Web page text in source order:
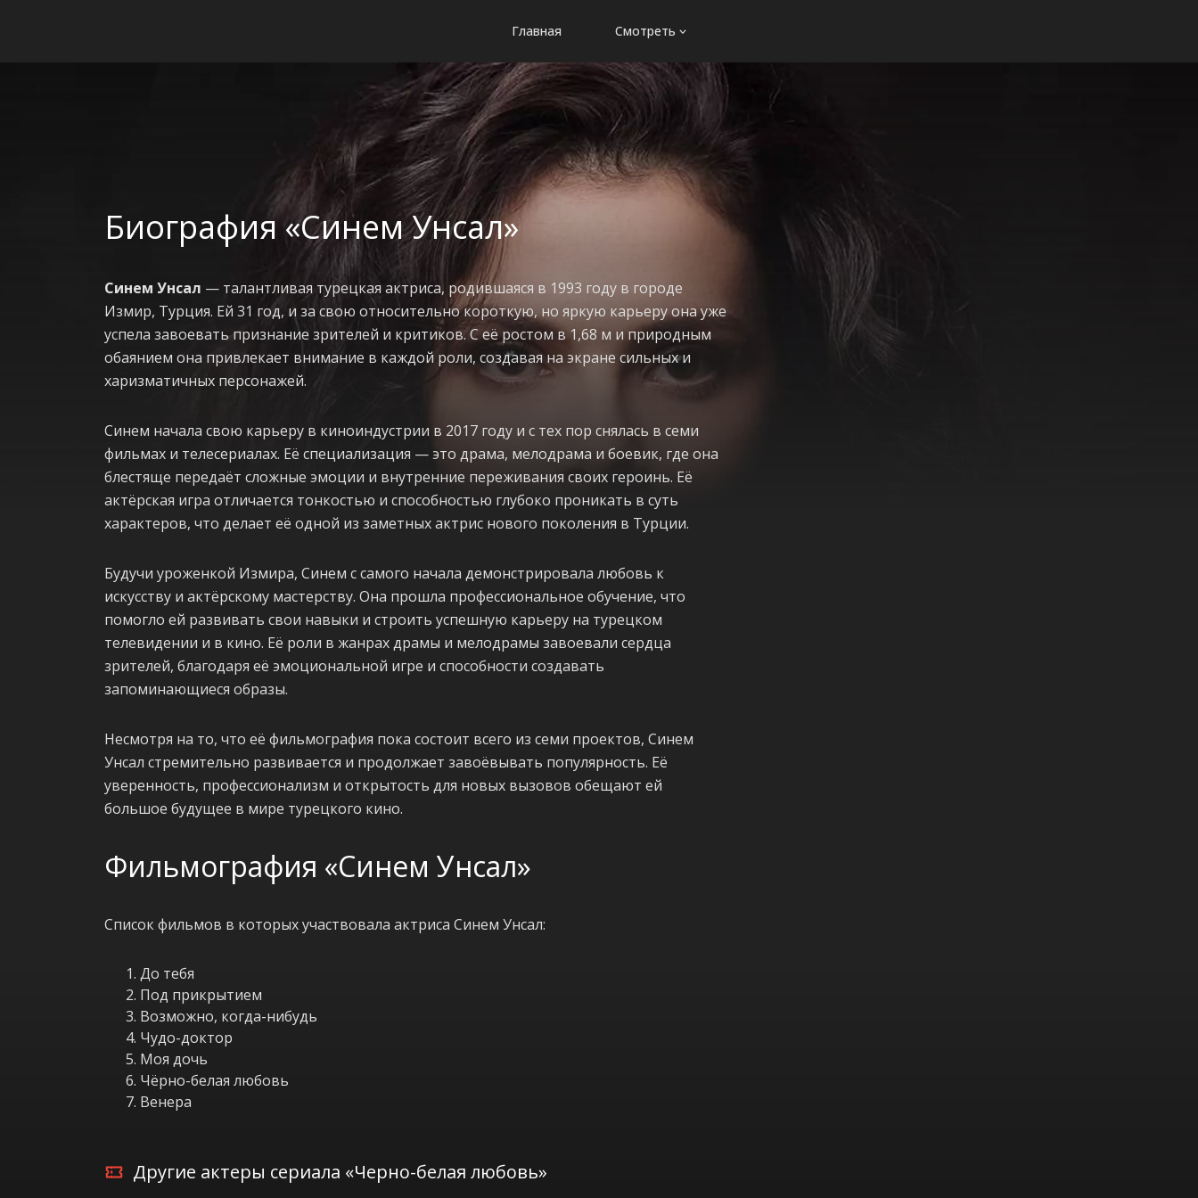
Главная Смотреть
Биография «Синем Унсал»
Синем Унсал — талантливая турецкая актриса, родившаяся в 1993 году в городе
Измир, Турция. Ей 31 год, и за свою относительно короткую, но яркую карьеру она уже
успела завоевать признание зрителей и критиков. С её ростом в 1,68 м и природным
обаянием она привлекает внимание в каждой роли, создавая на экране сильных и
харизматичных персонажей.
Синем начала свою карьеру в киноиндустрии в 2017 году и с тех пор снялась в семи
фильмах и телесериалах. Её специализация — это драма, мелодрама и боевик, где она
блестяще передаёт сложные эмоции и внутренние переживания своих героинь. Её
актёрская игра отличается тонкостью и способностью глубоко проникать в суть
характеров, что делает её одной из заметных актрис нового поколения в Турции.
Будучи уроженкой Измира, Синем с самого начала демонстрировала любовь к
искусству и актёрскому мастерству. Она прошла профессиональное обучение, что
помогло ей развивать свои навыки и строить успешную карьеру на турецком
телевидении и в кино. Её роли в жанрах драмы и мелодрамы завоевали сердца
зрителей, благодаря её эмоциональной игре и способности создавать
запоминающиеся образы.
Несмотря на то, что её фильмография пока состоит всего из семи проектов, Синем
Унсал стремительно развивается и продолжает завоёвывать популярность. Её
уверенность, профессионализм и открытость для новых вызовов обещают ей
большое будущее в мире турецкого кино.
Фильмография «Синем Унсал»
Список фильмов в которых участвовала актриса Синем Унсал:
До тебя
Под прикрытием
Возможно, когда-нибудь
Чудо-доктор
Моя дочь
Чёрно-белая любовь
Венера
Другие актеры сериала «Черно-белая любовь»